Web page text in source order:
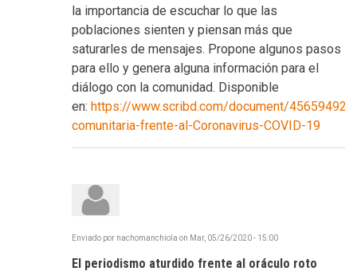
la importancia de escuchar lo que las
poblaciones sienten y piensan más que
saturarles de mensajes. Propone algunos pasos
para ello y genera alguna información para el
diálogo con la comunidad. Disponible
en: https://www.scribd.com/document/
comunitaria-frente-al-Coronavirus-COVID-19
Enviado por nachomanchiola on Mar, 05/26/2020 - 15:00
El periodismo aturdido frente al oráculo roto